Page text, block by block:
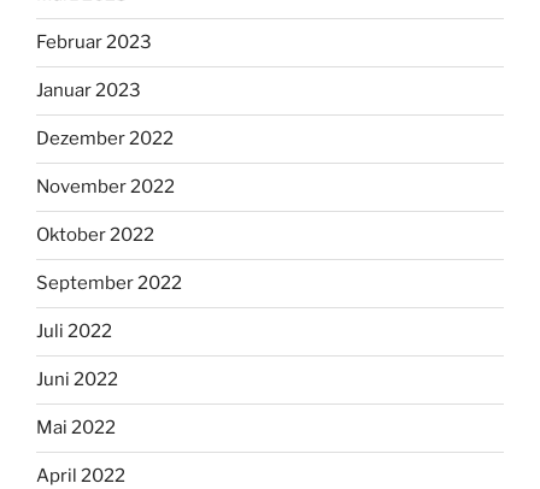
Februar 2023
Januar 2023
Dezember 2022
November 2022
Oktober 2022
September 2022
Juli 2022
Juni 2022
Mai 2022
April 2022